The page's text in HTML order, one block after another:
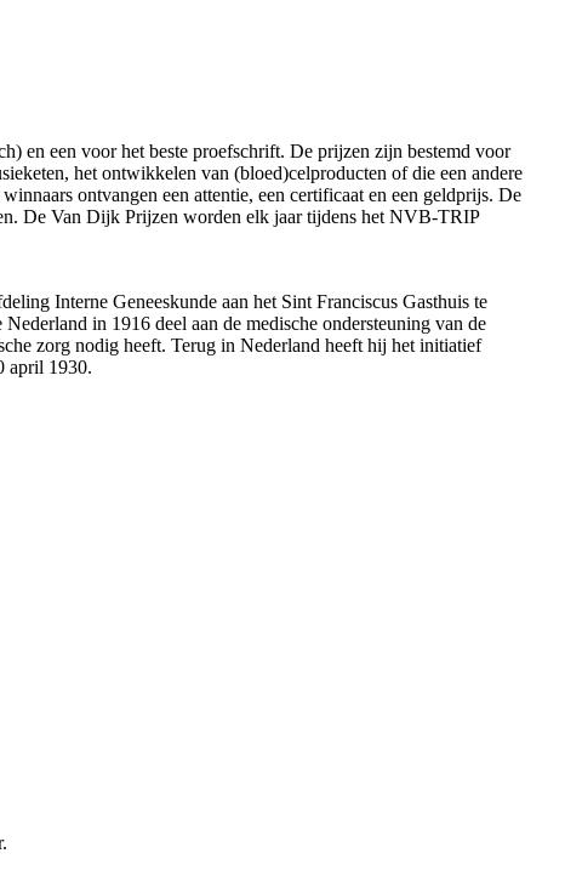
en een voor het beste proefschrift. De prijzen zijn bestemd voor
het ontwikkelen van (bloed)celproducten of die een andere
ontvangen een attentie, een certificaat en een geldprijs. De
De Van Dijk Prijzen worden elk jaar tijdens het NVB-TRIP
Interne Geneeskunde aan het Sint Franciscus Gasthuis te
in 1916 deel aan de medische ondersteuning van de
zorg nodig heeft. Terug in Nederland heeft hij het initiatief
april 1930.